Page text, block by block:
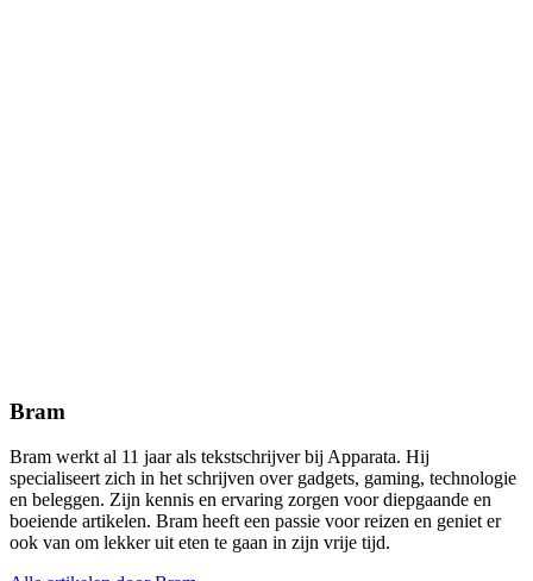
Bram
Bram werkt al 11 jaar als tekstschrijver bij Apparata. Hij
specialiseert zich in het schrijven over gadgets, gaming, technologie
en beleggen. Zijn kennis en ervaring zorgen voor diepgaande en
boeiende artikelen. Bram heeft een passie voor reizen en geniet er
ook van om lekker uit eten te gaan in zijn vrije tijd.